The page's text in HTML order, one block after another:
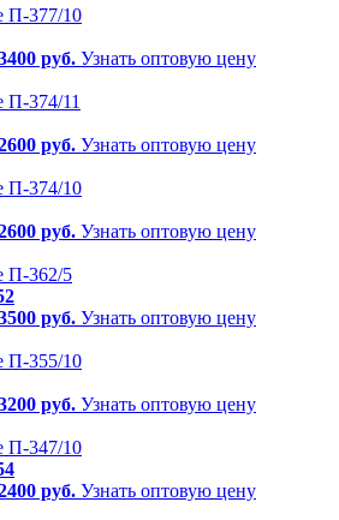
П-377/10
руб. Узнать оптовую цену
П-374/11
руб. Узнать оптовую цену
П-374/10
руб. Узнать оптовую цену
П-362/5
руб. Узнать оптовую цену
П-355/10
руб. Узнать оптовую цену
П-347/10
руб. Узнать оптовую цену